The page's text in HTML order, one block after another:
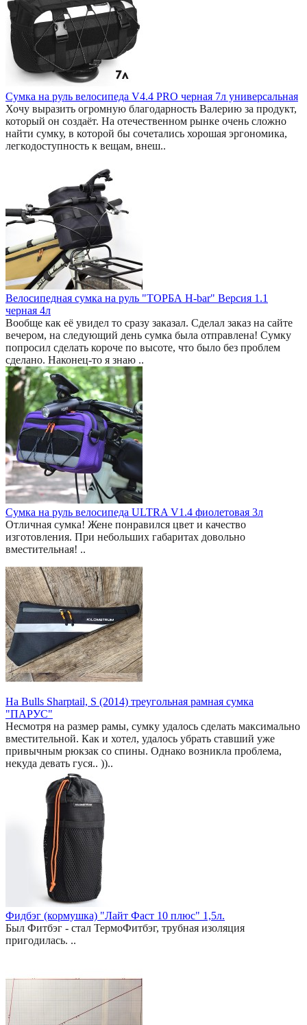
Сумка на руль велосипеда V4.4 PRO черная 7л универсальная
Хочу выразить огромную благодарность Валерию за продукт,
который он создаёт. На отечественном рынке очень сложно
найти сумку, в которой бы сочетались хорошая эргономика,
легкодоступность к вещам, внеш..
Велосипедная сумка на руль "ТОРБА H-bar" Версия 1.1
черная 4л
Вообще как её увидел то сразу заказал. Сделал заказ на сайте
вечером, на следующий день сумка была отправлена! Сумку
попросил сделать короче по высоте, что было без проблем
сделано. Наконец-то я знаю ..
Сумка на руль велосипеда ULTRA V1.4 фиолетовая 3л
Отличная сумка! Жене понравился цвет и качество
изготовления. При небольших габаритах довольно
вместительная! ..
На Bulls Sharptail, S (2014) треугольная рамная сумка
"ПАРУС"
Несмотря на размер рамы, сумку удалось сделать максимально
вместительной. Как и хотел, удалось убрать ставший уже
привычным рюкзак со спины. Однако возникла проблема,
некуда девать гуся.. ))..
Фидбэг (кормушка) "Лайт Фаст 10 плюс" 1,5л.
Был Фитбэг - стал ТермоФитбэг, трубная изоляция
пригодилась. ..